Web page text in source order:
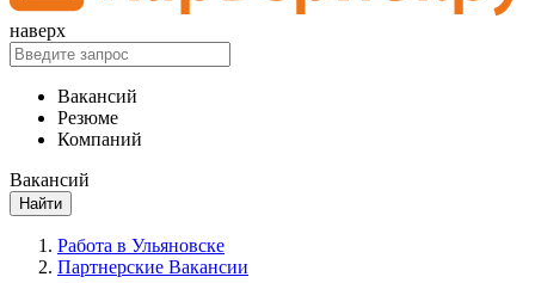
наверх
Вакансий
Резюме
Компаний
Вакансий
Найти
Работа в Ульяновске
Партнерские Вакансии